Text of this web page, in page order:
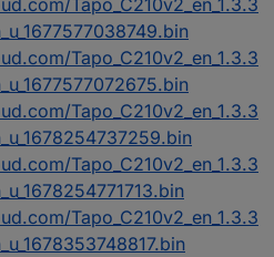
Tapo_C210v2_en_1.3.3
Tapo_C210v2_en_1.3.3
Tapo_C210v2_en_1.3.3
Tapo_C210v2_en_1.3.3
Tapo_C210v2_en_1.3.3